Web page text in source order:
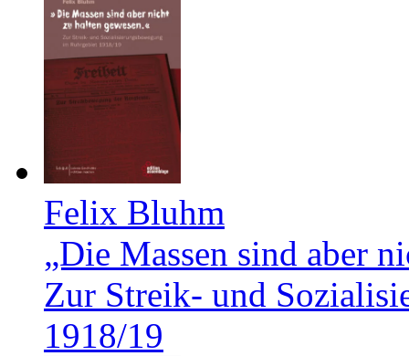
Felix Bluhm
„Die Massen sind aber
Zur Streik- und
1918/19